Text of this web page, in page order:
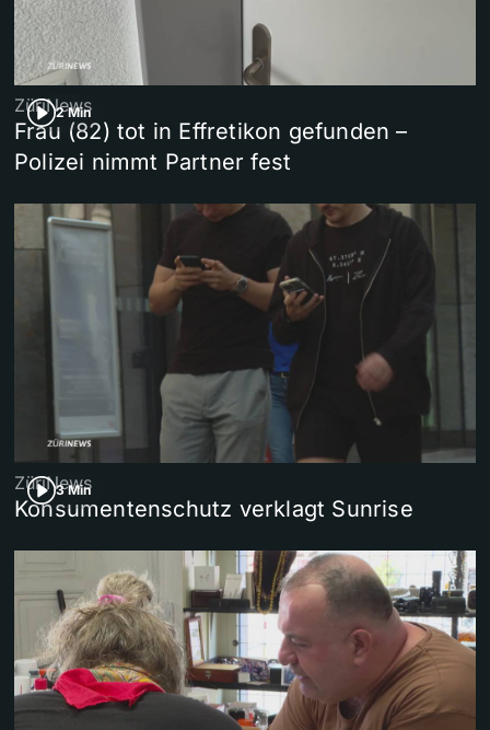
2 Min
ZüriNews
Frau (82) tot in Effretikon gefunden –
Polizei nimmt Partner fest
3 Min
ZüriNews
Konsumentenschutz verklagt Sunrise